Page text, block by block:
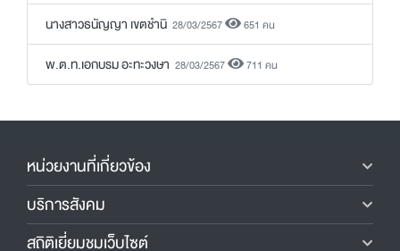
นางสาวธนัญญา เขตชำนิ 28/03/2567 651 คน
พ.ต.ท.เอกบรม อะทะวงษา 28/03/2567 711 คน
หน่วยงานที่เกี่ยวข้อง
บริการสังคม
สถิติเยี่ยมชมเว็บไซต์